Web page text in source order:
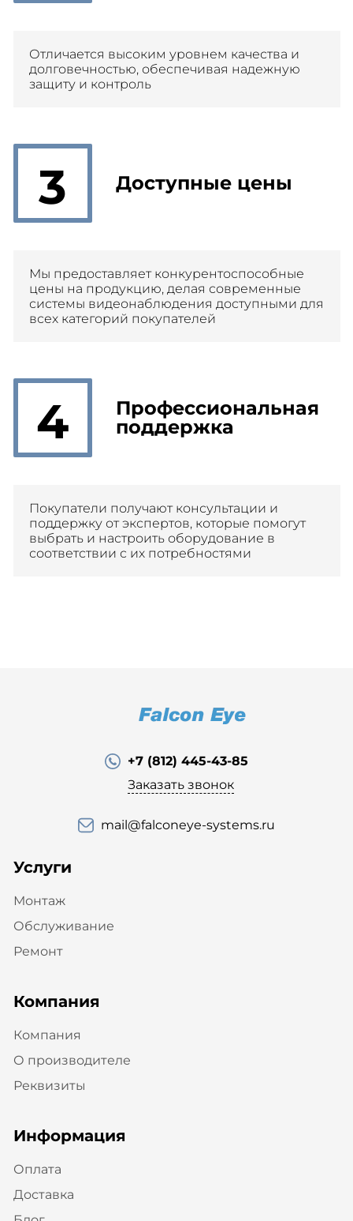
Отличается высоким уровнем качества и
долговечностью, обеспечивая надежную
защиту и контроль
3 Доступные цены
Мы предоставляет конкурентоспособные
цены на продукцию, делая современные
системы видеонаблюдения доступными для
всех категорий покупателей
4
Профессиональная
поддержка
Покупатели получают консультации и
поддержку от экспертов, которые помогут
выбрать и настроить оборудование в
соответствии с их потребностями
+7 (812) 445-43-85
Заказать звонок
mail@falconeye-systems.ru
Услуги
Монтаж
Обслуживание
Ремонт
Компания
Компания
О производителе
Реквизиты
Информация
Оплата
Доставка